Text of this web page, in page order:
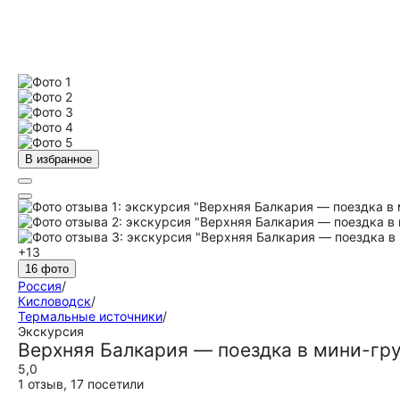
В избранное
+13
16 фото
Россия/
Кисловодск/
Термальные источники/
Экскурсия
Верхняя Балкария — поездка в мини-
5,0
1 отзыв, 17 посетили